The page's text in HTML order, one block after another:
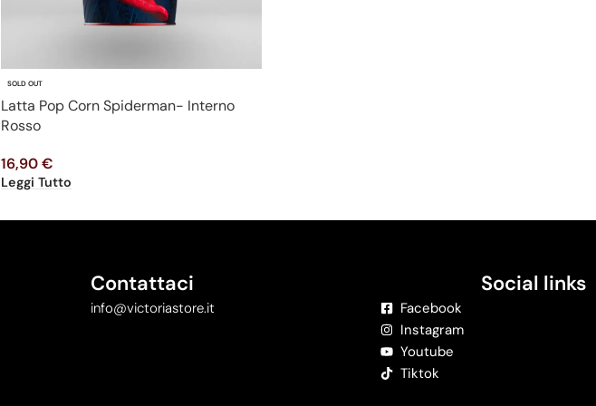
SOLD OUT
Latta Pop Corn Spiderman- Interno
Rosso
16,90€
Leggi Tutto
Contattaci
info@victoriastore.it
Social links
Facebook
Instagram
Youtube
Tiktok